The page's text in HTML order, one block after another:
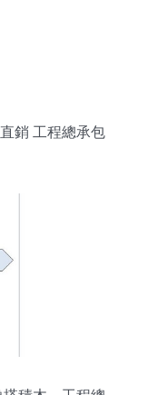
銷 工程總承包